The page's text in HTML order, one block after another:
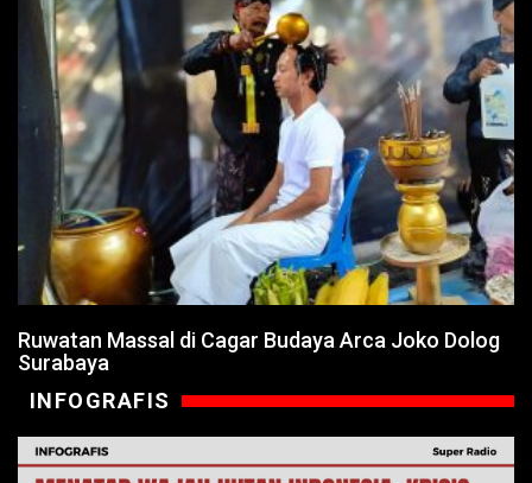
Ruwatan Massal di Cagar Budaya Arca Joko Dolog
Surabaya
INFOGRAFIS